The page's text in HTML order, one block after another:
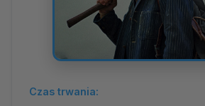
Czas trwania: